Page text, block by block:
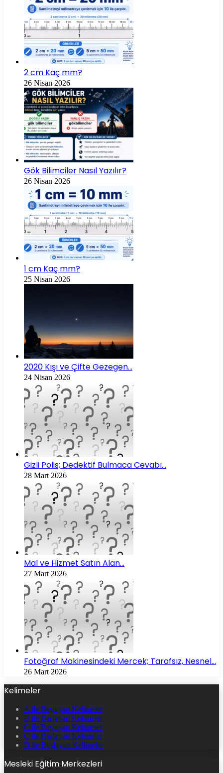
2 cm Kaç mm?
26 Nisan 2026
Gök Bilimciler Nasıl Yazılır?
26 Nisan 2026
1 cm Kaç mm?
25 Nisan 2026
2020 Kışı ve Çifte Gezegen…
24 Nisan 2026
Gizli Polis; Dedektif Bulmaca Cevabı…
28 Mart 2026
Mal ve Hizmet Satın Alan…
27 Mart 2026
Fotoğraf Makinesindeki Mercek; Tarafsız, Nesnel…
26 Mart 2026
Kelimeler
A ile Başlayan Kelimeler
B ile Başlayan Kelimeler
C ile Başlayan Kelimeler
Ç ile Başlayan Kelimeler
D ile Başlayan Kelimeler
Mesleki Eğitim Merkezleri